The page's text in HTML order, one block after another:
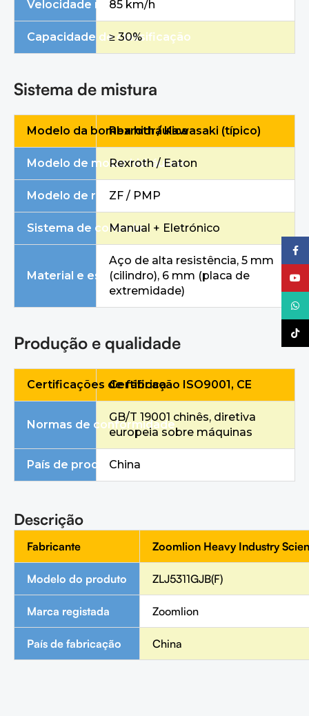
Velocidade máxima
85 km/h
Capacidade de classificação
≥ 30%
Sistema de mistura
Modelo da bomba hidráulica
Rexroth / Kawasaki (típico)
Modelo de motor hidráulico
Rexroth / Eaton
Modelo de redutorZF / PMP
Sistema de controloManual + Eletrónico
Material e espessura do tambor
Aço de alta resistência, 5 mm
(cilindro), 6 mm (placa de
extremidade)
Produção e qualidade
Certificações de fábricaCertificação ISO9001, CE
Normas de conformidade
GB/T 19001 chinês, diretiva
europeia sobre máquinas
País de produçãoChina
Descrição
Fabricante Zoomlion Heavy Industry
Modelo do produto ZLJ5311GJB(F)
Marca registada Zoomlion
País de fabricação China